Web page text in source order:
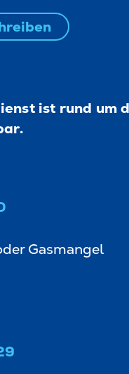
ist rund um
Gasmangel